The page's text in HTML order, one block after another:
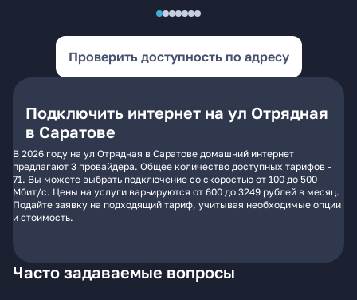
Проверить доступность по адресу
Подключить интернет на ул Отрядная
в Саратове
В 2026 году на ул Отрядная в Саратове домашний интернет
предлагают 3 провайдера. Общее количество доступных тарифов -
71. Вы можете выбрать подключение со скоростью от 100 до 500
Мбит/с. Цены на услуги варьируются от 600 до 3249 рублей в месяц.
Подайте заявку на подходящий тариф, учитывая необходимые опции
и стоимость.
Часто задаваемые вопросы